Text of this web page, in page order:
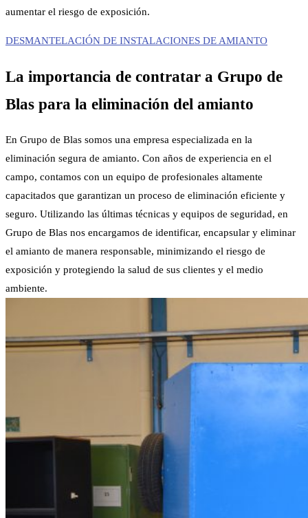
aumentar el riesgo de exposición.
DESMANTELACIÓN DE INSTALACIONES DE AMIANTO
La importancia de contratar a Grupo de
Blas para la eliminación del amianto
En Grupo de Blas somos una empresa especializada en la
eliminación segura de amianto. Con años de experiencia en el
campo, contamos con un equipo de profesionales altamente
capacitados que garantizan un proceso de eliminación eficiente y
seguro. Utilizando las últimas técnicas y equipos de seguridad, en
Grupo de Blas nos encargamos de identificar, encapsular y eliminar
el amianto de manera responsable, minimizando el riesgo de
exposición y protegiendo la salud de sus clientes y el medio
ambiente.